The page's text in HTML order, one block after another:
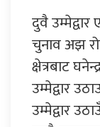
दुवै
चुनाव अझ
क्षेत्रबाट
उम्मेद्वार
उम्मेद्वार